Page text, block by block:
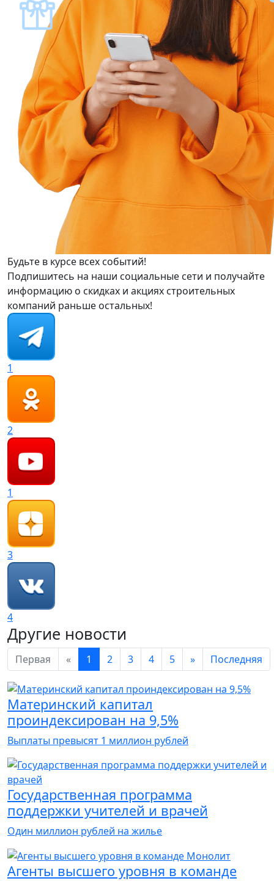
Будьте в курсе всех событий!
Подпишитесь на наши социальные сети и получайте
информацию о скидках и акциях строительных
компаний раньше остальных!
1
2
1
3
4
Другие новости
Первая « 1 2 3 4 5 » Последняя
Материнский капитал
проиндексирован на 9,5%
Выплаты превысят 1 миллион рублей
Государственная программа
поддержки учителей и врачей
Один миллион рублей на жилье
Агенты высшего уровня в команде